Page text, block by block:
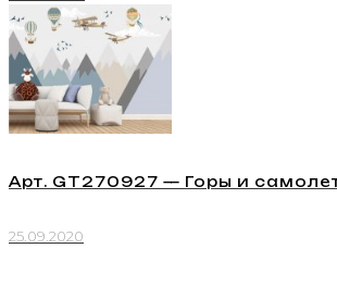
Арт. GT270927 — Горы и
25.09.2020